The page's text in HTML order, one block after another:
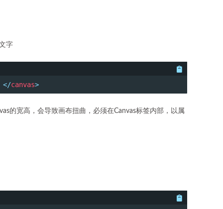
字
</canvas>
的宽高，会导致画布扭曲，必须在Canvas标签内部，以属